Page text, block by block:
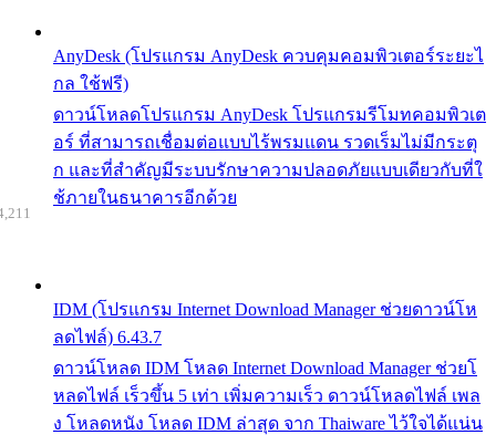
AnyDesk (โปรแกรม AnyDesk ควบคุมคอมพิวเตอร์ระยะไ
กล ใช้ฟรี)
ดาวน์โหลดโปรแกรม AnyDesk โปรแกรมรีโมทคอมพิวเต
อร์ ที่สามารถเชื่อมต่อแบบไร้พรมแดน รวดเร็มไม่มีกระตุ
ก และที่สำคัญมีระบบรักษาความปลอดภัยแบบเดียวกับที่ใ
ช้ภายในธนาคารอีกด้วย
IDM (โปรแกรม Internet Download Manager ช่วยดาวน์โห
ลดไฟล์) 6.43.7
ดาวน์โหลด IDM โหลด Internet Download Manager ช่วยโ
หลดไฟล์ เร็วขึ้น 5 เท่า เพิ่มความเร็ว ดาวน์โหลดไฟล์ เพล
ง โหลดหนัง โหลด IDM ล่าสุด จาก Thaiware ไว้ใจได้แน่น